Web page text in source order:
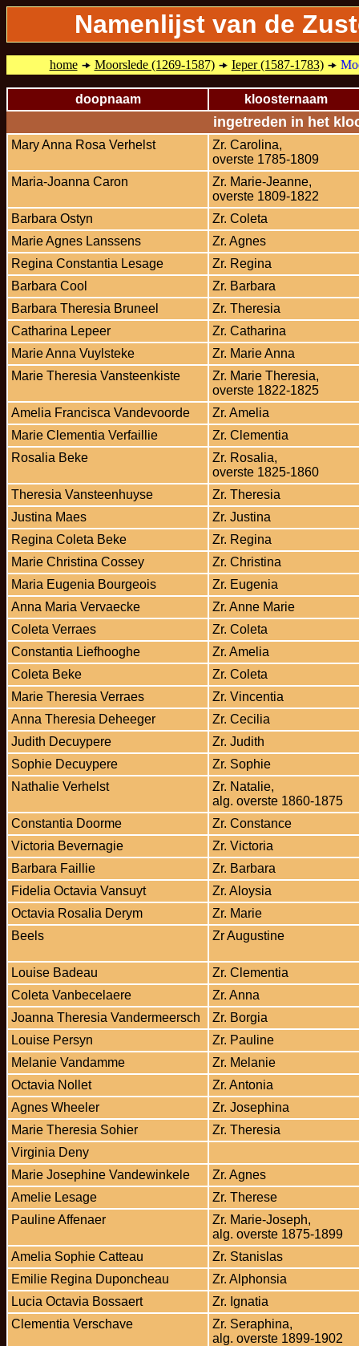
Namenlijst van de
home Moorslede (1269-1587) Ieper (1587-1783)
doopnaam kloosternaam
ingetreden in het
Mary Anna Rosa Verhelst
Zr. Carolina,
overste 1785-1809
Maria-Joanna Caron
Zr. Marie-Jeanne,
overste 1809-1822
Barbara Ostyn
Zr. Coleta
Marie Agnes Lanssens
Zr. Agnes
Regina Constantia Lesage
Zr. Regina
Barbara Cool
Zr. Barbara
Barbara Theresia Bruneel
Zr. Theresia
Catharina Lepeer
Zr. Catharina
Marie Anna Vuylsteke
Zr. Marie Anna
Marie Theresia Vansteenkiste
Zr. Marie Theresia,
overste 1822-1825
Amelia Francisca Vandevoorde
Zr. Amelia
Marie Clementia Verfaillie
Zr. Clementia
Rosalia Beke
Zr. Rosalia,
overste 1825-1860
Theresia Vansteenhuyse
Zr. Theresia
Justina Maes
Zr. Justina
Regina Coleta Beke
Zr. Regina
Marie Christina Cossey
Zr. Christina
Maria Eugenia Bourgeois
Zr. Eugenia
Anna Maria Vervaecke
Zr. Anne Marie
Coleta Verraes
Zr. Coleta
Constantia Liefhooghe
Zr. Amelia
Coleta Beke
Zr. Coleta
Marie Theresia Verraes
Zr. Vincentia
Anna Theresia Deheeger
Zr. Cecilia
Judith Decuypere
Zr. Judith
Sophie Decuypere
Zr. Sophie
Nathalie Verhelst
Zr. Natalie,
alg. overste 1860-1875
Constantia Doorme
Zr. Constance
Victoria Bevernagie
Zr. Victoria
Barbara Faillie
Zr. Barbara
Fidelia Octavia Vansuyt
Zr. Aloysia
Octavia Rosalia Derym
Zr. Marie
Beels
Zr Augustine
Louise Badeau
Zr. Clementia
Coleta Vanbecelaere
Zr. Anna
Joanna Theresia Vandermeersch
Zr. Borgia
Louise Persyn
Zr. Pauline
Melanie Vandamme
Zr. Melanie
Octavia Nollet
Zr. Antonia
Agnes Wheeler
Zr. Josephina
Marie Theresia Sohier
Zr. Theresia
Virginia Deny
Marie Josephine Vandewinkele
Zr. Agnes
Amelie Lesage
Zr. Therese
Pauline Affenaer
Zr. Marie-Joseph,
alg. overste 1875-1899
Amelia Sophie Catteau
Zr. Stanislas
Emilie Regina Duponcheau
Zr. Alphonsia
Lucia Octavia Bossaert
Zr. Ignatia
Clementia Verschave
Zr. Seraphina,
alg. overste 1899-1902